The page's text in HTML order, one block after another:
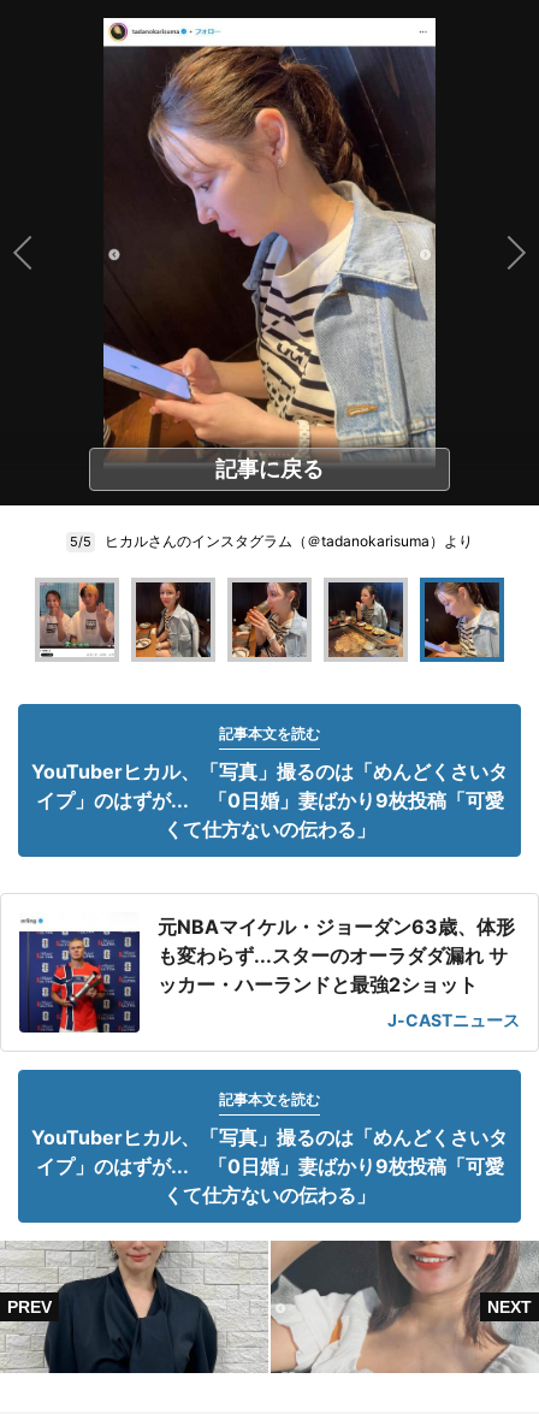
記事に戻る
5/5 ヒカルさんのインスタグラム（＠tadanokarisuma）より
記事本文を読む
YouTuberヒカル、「写真」撮るのは「めんどくさいタ
イプ」のはずが... 「0日婚」妻ばかり9枚投稿「可愛
くて仕方ないの伝わる」
元NBAマイケル・ジョーダン63歳、体形
も変わらず...スターのオーラダダ漏れ サ
ッカー・ハーランドと最強2ショット
J-CASTニュース
記事本文を読む
YouTuberヒカル、「写真」撮るのは「めんどくさいタ
イプ」のはずが... 「0日婚」妻ばかり9枚投稿「可愛
くて仕方ないの伝わる」